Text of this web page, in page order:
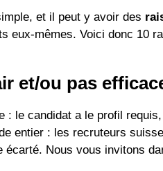
et il peut y avoir des
eux-mêmes. Voici donc 10
et/ou pas
: le candidat a le profil
entier : les recruteurs
écarté. Nous vous invitons